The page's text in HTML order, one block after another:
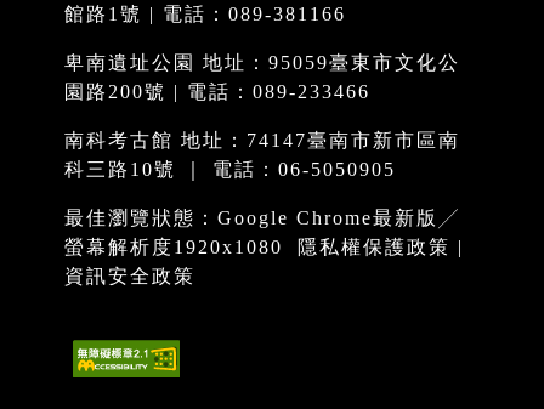
館路1號 | 電話：089-381166
卑南遺址公園 地址：95059臺東市文化公
園路200號 | 電話：089-233466
南科考古館 地址：74147臺南市新市區南
科三路10號 ｜ 電話：06-5050905
最佳瀏覽狀態：Google Chrome最新版╱
螢幕解析度1920x1080
隱私權保護政策 |
資訊安全政策